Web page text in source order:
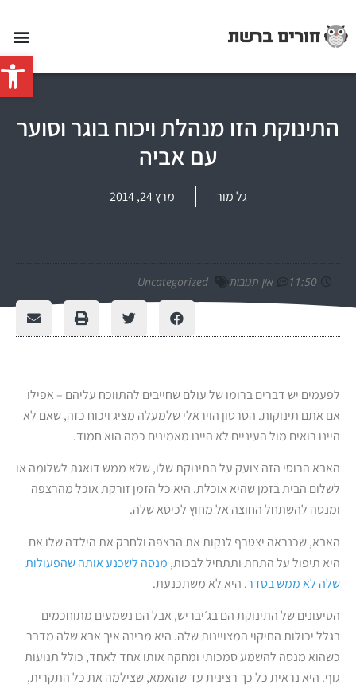
פתח
התינוקת הזו מנהלת ויכוח בוגר וסוער
עם אביה
גל מור מרץ 24, 2014
11:50 אין תגובות Uncategorized
לפעמים יש דברים ברומו של עולם שחייבים להתווכח עליהם – אפילו
אם אתם תינוקות. הסרטון הויראלי שלמעלה מציג ויכוח כזה, שאם לא
היינו רואים מול העיניים לא היינו מאמינים כמה הוא חמוד.
האבא הרוסי הזה צועק על התינוקת שלו, שלא ממש דואגת לשלומה או
לשלום הבית בזמן שהיא אוכלת. היא כל הזמן זורקת אוכל מהרצפה
ומנסה להשתחל החוצה אל מחוץ לכיסא שלה.
האבא, שכנראה יצטרף לנקות את הרצפה ולחבק את הילדה שלו אם
היא תיפול על התחת ותתחיל לבכות,מנסה לשכנע אותה שהפעולות
שלה לא ממש בסדר. היא לא משתכנעת.
הטיעונים של התינוקת הם בג׳יבריש, אבל הם נשמעים מתוחכמים
בגלל יכולות החיקוי המצויינות שלה. היא מבינה איך אבא שלה מדבר
כשהוא מנסה להשמע סמכותי ומחקה אותו אחד לאחד, כולל תנועות
גוף. היא נראית כל כך רצינית עד שהאמא, שצילמה את כל התקרית,